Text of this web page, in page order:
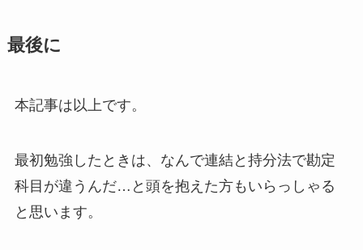
最後に
本記事は以上です。
最初勉強したときは、なんで連結と持分法で勘定
科目が違うんだ…と頭を抱えた方もいらっしゃる
と思います。